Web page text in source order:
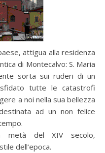
attigua alla residenza
di Montecalvo: S. Maria
sorta sui ruderi di un
tutte le catastrofi
a noi nella sua bellezza
ad un non felice
metà del XIV secolo,
dell’epoca.